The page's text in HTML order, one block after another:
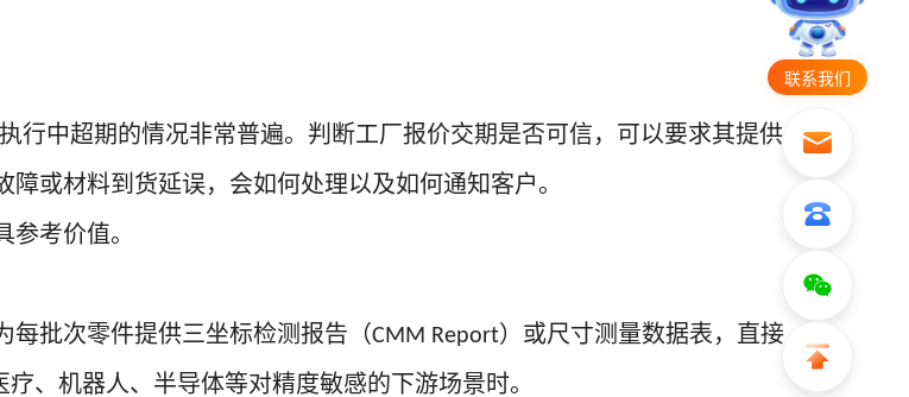
行中超期的情况非常普遍。判断工厂报价交期是否可信，可以要求其提供
或材料到货延误，会如何处理以及如何通知客户。
考价值。
每批次零件提供三坐标检测报告（CMM Report）或尺寸测量数据表，直接
、机器人、半导体等对精度敏感的下游场景时。
联系我们